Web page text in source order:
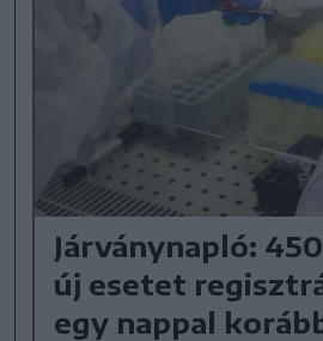
Járványnapló:
új esetet
egy nappal